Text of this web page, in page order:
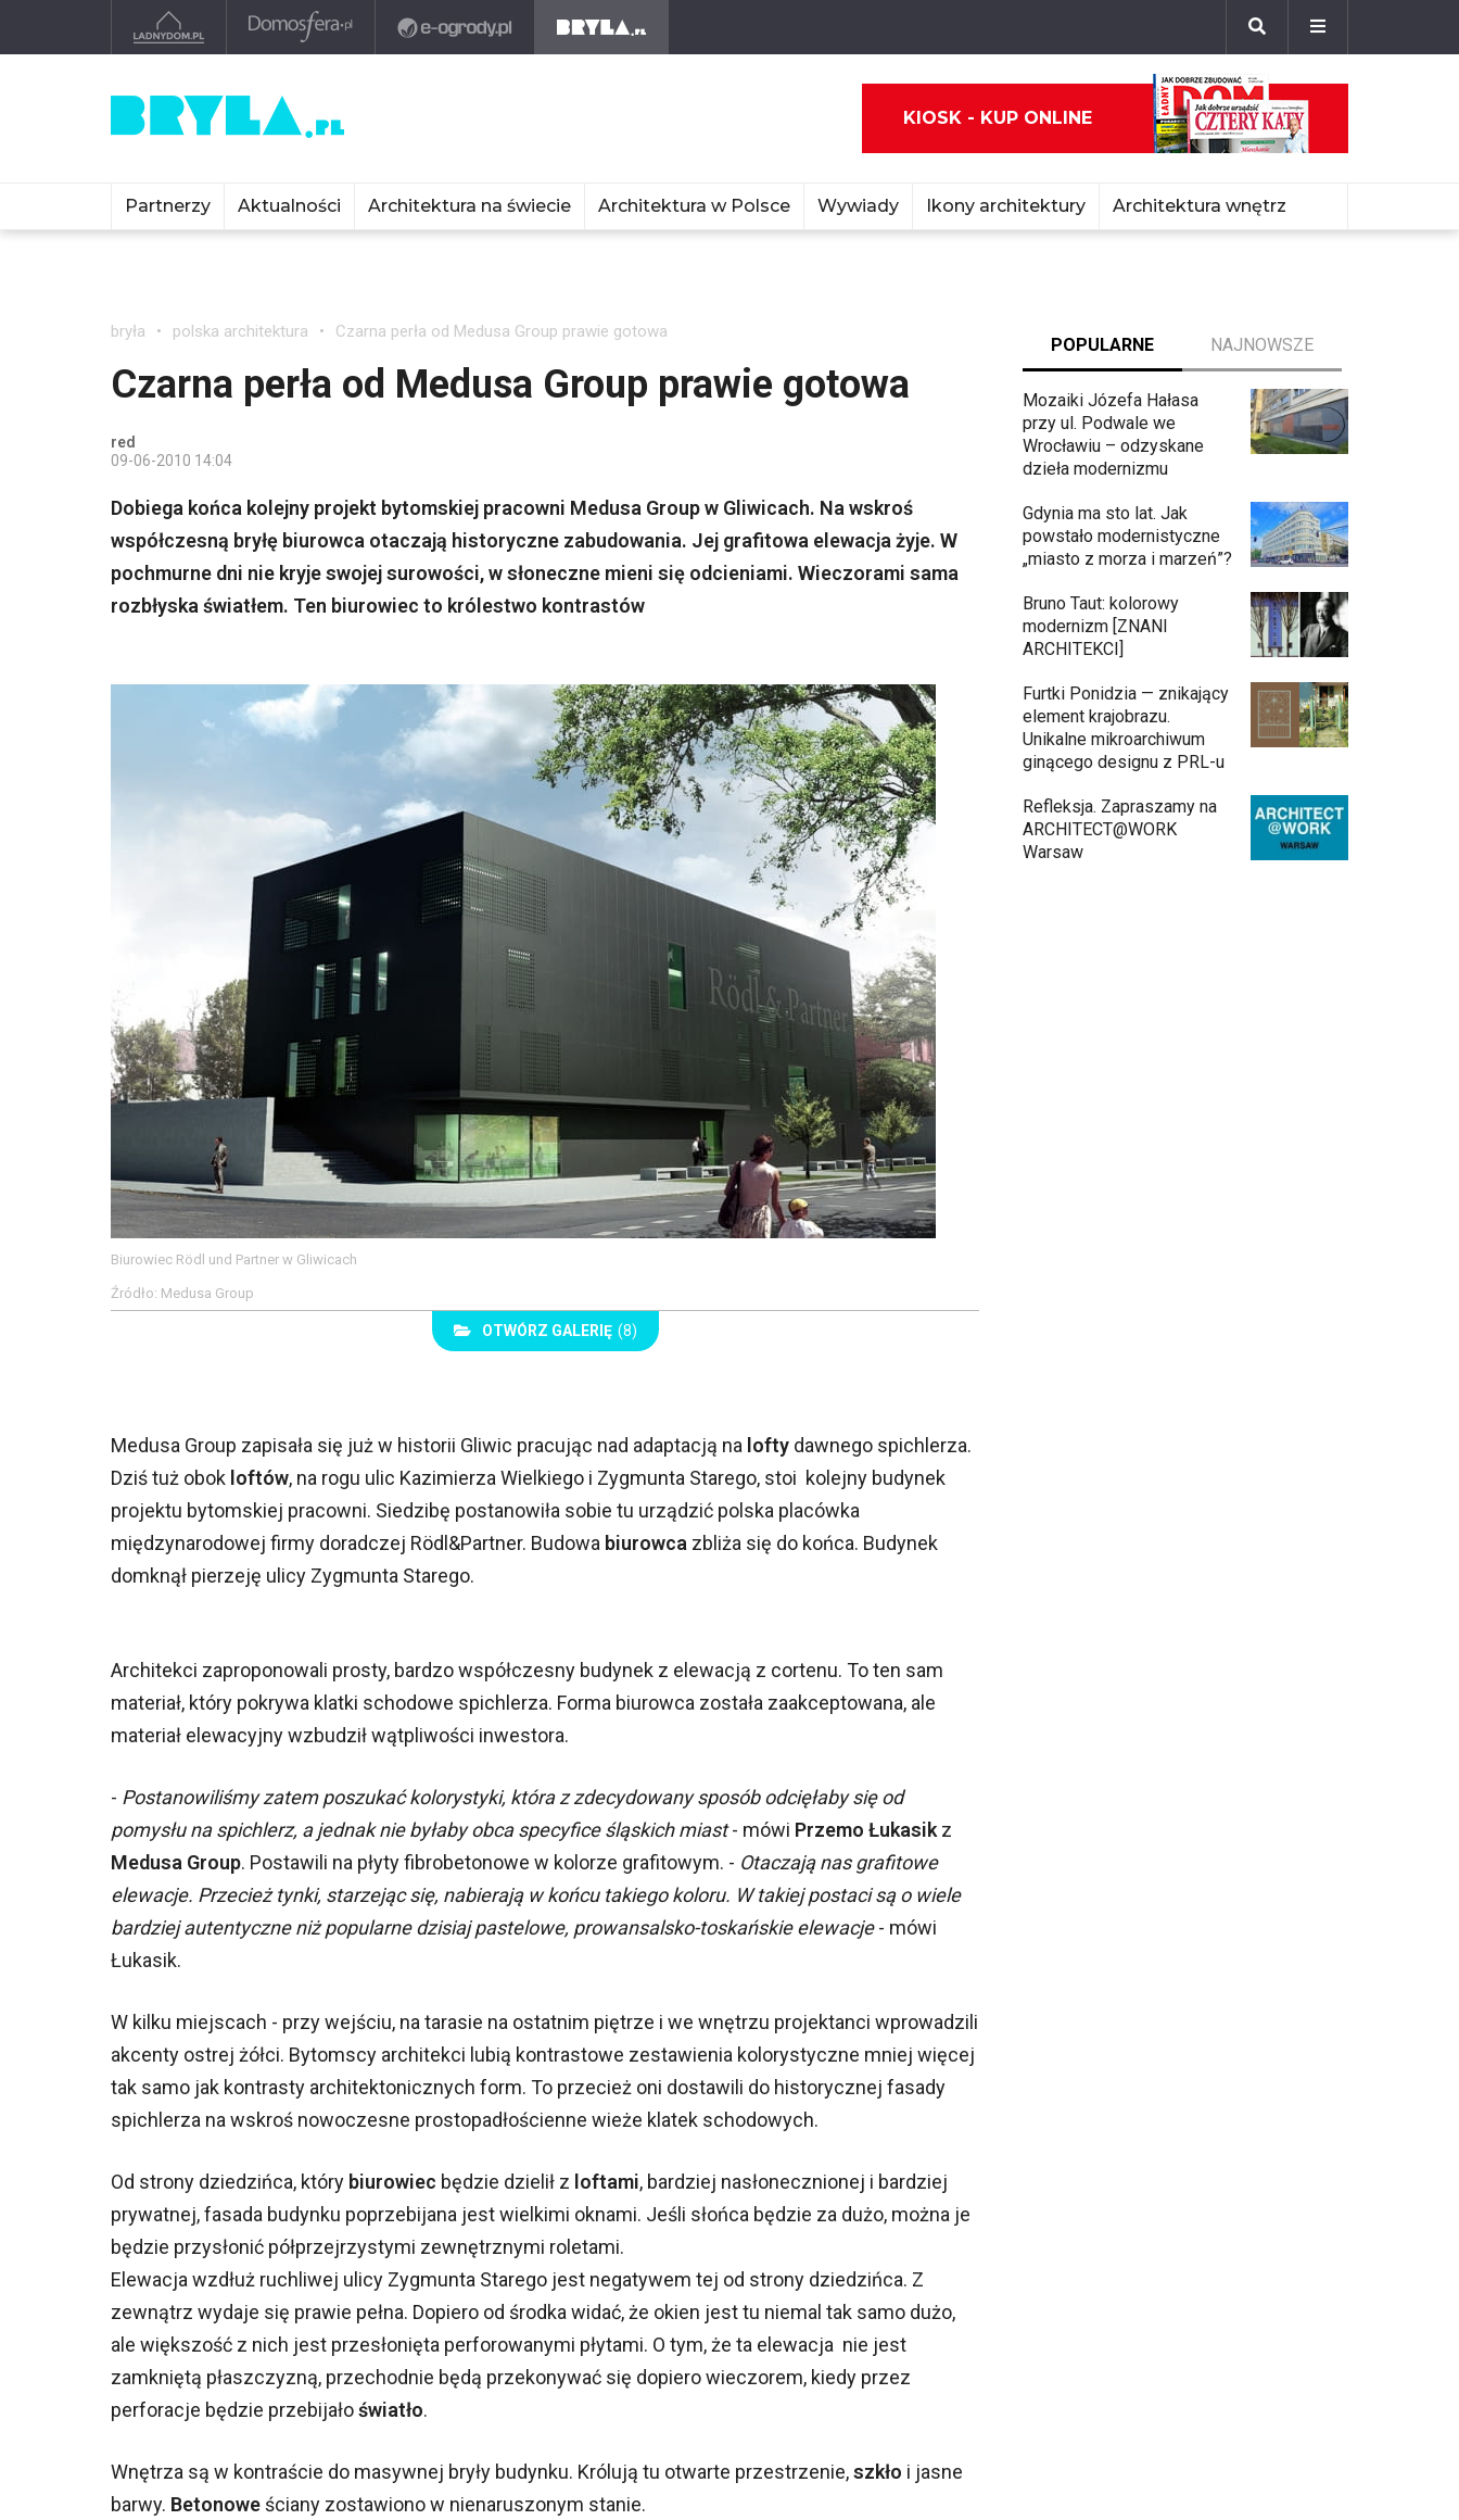
KIOSK - KUP ONLINE
Partnerzy Aktualności Architektura na świecie Architektura w Polsce Wywiady Ikony architektury Architektura wnętrz
bryła polska architektura Czarna perła od Medusa Group prawie gotowa
Czarna perła od Medusa Group prawie gotowa
red
09-06-2010 14:04
Dobiega końca kolejny projekt bytomskiej pracowni Medusa Group w Gliwicach. Na wskroś
współczesną bryłę biurowca otaczają historyczne zabudowania. Jej grafitowa elewacja żyje. W
pochmurne dni nie kryje swojej surowości, w słoneczne mieni się odcieniami. Wieczorami sama
rozbłyska światłem. Ten biurowiec to królestwo kontrastów
Biurowiec Rödl und Partner w Gliwicach
Źródło: Medusa Group
OTWÓRZ GALERIĘ (8)
Medusa Group zapisała się już w historii Gliwic pracując nad adaptacją na lofty dawnego spichlerza.
Dziś tuż obok loftów, na rogu ulic Kazimierza Wielkiego i Zygmunta Starego, stoi kolejny budynek
projektu bytomskiej pracowni. Siedzibę postanowiła sobie tu urządzić polska placówka
międzynarodowej firmy doradczej Rödl&Partner. Budowa biurowca zbliża się do końca. Budynek
domknął pierzeję ulicy Zygmunta Starego.
Architekci zaproponowali prosty, bardzo współczesny budynek z elewacją z cortenu. To ten sam
materiał, który pokrywa klatki schodowe spichlerza. Forma biurowca została zaakceptowana, ale
materiał elewacyjny wzbudził wątpliwości inwestora.
- Postanowiliśmy zatem poszukać kolorystyki, która z zdecydowany sposób odcięłaby się od
pomysłu na spichlerz, a jednak nie byłaby obca specyfice śląskich miast- mówi Przemo Łukasik z
Medusa Group. Postawili na płyty fibrobetonowe w kolorze grafitowym. - Otaczają nas grafitowe
elewacje. Przecież tynki, starzejąc się, nabierają w końcu takiego koloru. W takiej postaci są o wiele
bardziej autentyczne niż popularne dzisiaj pastelowe, prowansalsko-toskańskie elewacje- mówi
Łukasik.
W kilku miejscach - przy wejściu, na tarasie na ostatnim piętrze i we wnętrzu projektanci wprowadzili
akcenty ostrej żółci. Bytomscy architekci lubią kontrastowe zestawienia kolorystyczne mniej więcej
tak samo jak kontrasty architektonicznych form. To przecież oni dostawili do historycznej fasady
spichlerza na wskroś nowoczesne prostopadłościenne wieże klatek schodowych.
Od strony dziedzińca, który biurowiec będzie dzielił z loftami, bardziej nasłonecznionej i bardziej
prywatnej, fasada budynku poprzebijana jest wielkimi oknami. Jeśli słońca będzie za dużo, można je
będzie przysłonić półprzejrzystymi zewnętrznymi roletami.
Elewacja wzdłuż ruchliwej ulicy Zygmunta Starego jest negatywem tej od strony dziedzińca. Z
zewnątrz wydaje się prawie pełna. Dopiero od środka widać, że okien jest tu niemal tak samo dużo,
ale większość z nich jest przesłonięta perforowanymi płytami. O tym, że ta elewacja nie jest
zamkniętą płaszczyzną, przechodnie będą przekonywać się dopiero wieczorem, kiedy przez
perforacje będzie przebijałoświatło.
Wnętrza są w kontraście do masywnej bryły budynku. Królują tu otwarte przestrzenie,szkło i jasne
barwy. Betonowe ściany zostawiono w nienaruszonym stanie.
POPULARNE NAJNOWSZE
Mozaiki Józefa Hałasa
przy ul. Podwale we
Wrocławiu – odzyskane
dzieła modernizmu
Gdynia ma sto lat. Jak
powstało modernistyczne
„miasto z morza i marzeń”?
Bruno Taut: kolorowy
modernizm [ZNANI
ARCHITEKCI]
Furtki Ponidzia — znikający
element krajobrazu.
Unikalne mikroarchiwum
ginącego designu z PRL-u
Refleksja. Zapraszamy na
ARCHITECT@WORK
Warsaw